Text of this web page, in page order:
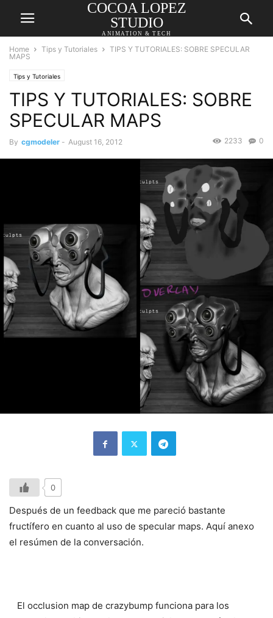
COCOA LOPEZ
STUDIO
ANIMATION & TECH
Home Tips y Tutoriales
TIPS Y TUTORIALES: SOBRE SPECULAR
MAPS
Tips y Tutoriales
TIPS Y TUTORIALES: SOBRE
SPECULAR MAPS
By cgmodeler - August 16, 2012 0
2233
0
Después de un feedback que me pareció bastante
fructífero en cuanto al uso de specular maps. Aquí anexo
el resúmen de la conversación.
El occlusion map de crazybump funciona para los